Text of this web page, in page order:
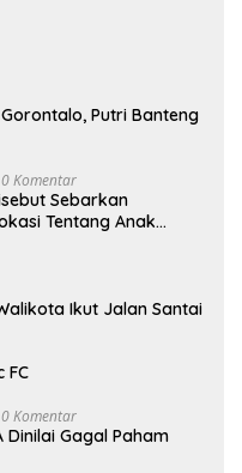
Putri Banteng
0 Komentar
Sebarkan
Tentang Anak
Ikut Jalan Santai
FC
0 Komentar
Dinilai Gagal Paham